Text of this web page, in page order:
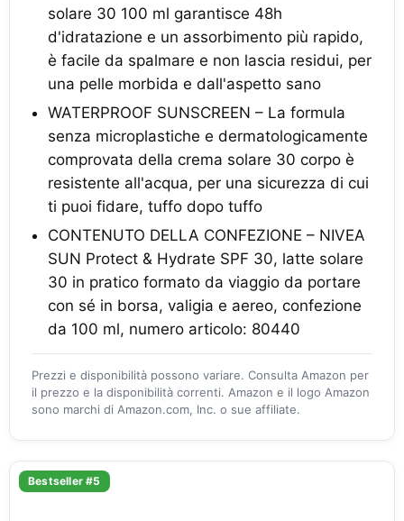
solare 30 100 ml garantisce 48h
d'idratazione e un assorbimento più rapido,
è facile da spalmare e non lascia residui, per
una pelle morbida e dall'aspetto sano
WATERPROOF SUNSCREEN – La formula
senza microplastiche e dermatologicamente
comprovata della crema solare 30 corpo è
resistente all'acqua, per una sicurezza di cui
ti puoi fidare, tuffo dopo tuffo
CONTENUTO DELLA CONFEZIONE – NIVEA
SUN Protect & Hydrate SPF 30, latte solare
30 in pratico formato da viaggio da portare
con sé in borsa, valigia e aereo, confezione
da 100 ml, numero articolo: 80440
Prezzi e disponibilità possono variare. Consulta Amazon per
il prezzo e la disponibilità correnti. Amazon e il logo Amazon
sono marchi di Amazon.com, Inc. o sue affiliate.
Bestseller #5